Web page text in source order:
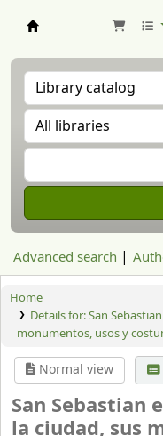
Advanced search
Home
Details for:San
monumentos, usos y
Normal view
San Sebastian
la ciudad, sus